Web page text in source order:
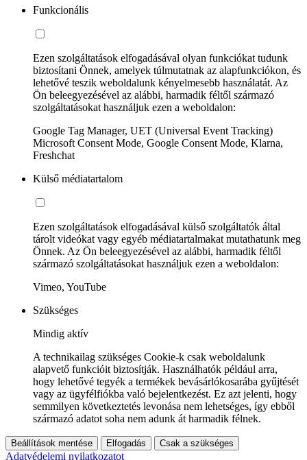
Funkcionális
Ezen szolgáltatások elfogadásával olyan funkciókat tudunk
biztosítani Önnek, amelyek túlmutatnak az alapfunkciókon, és
lehetővé teszik weboldalunk kényelmesebb használatát. Az
Ön beleegyezésével az alábbi, harmadik féltől származó
szolgáltatásokat használjuk ezen a weboldalon:
Google Tag Manager, UET (Universal Event Tracking)
Microsoft Consent Mode, Google Consent Mode, Klarna,
Freshchat
Külső médiatartalom
Ezen szolgáltatások elfogadásával külső szolgáltatók által
tárolt videókat vagy egyéb médiatartalmakat mutathatunk meg
Önnek. Az Ön beleegyezésével az alábbi, harmadik féltől
származó szolgáltatásokat használjuk ezen a weboldalon:
Vimeo, YouTube
Szükséges
Mindig aktív
A technikailag szükséges Cookie-k csak weboldalunk
alapvető funkcióit biztosítják. Használhatók például arra,
hogy lehetővé tegyék a termékek bevásárlókosarába gyűjtését
vagy az ügyfélfiókba való bejelentkezést. Ez azt jelenti, hogy
semmilyen következtetés levonása nem lehetséges, így ebből
származó adatot soha nem adunk át harmadik félnek.
Beállítások mentése Elfogadás Csak a szükséges
Adatvédelemi nyilatkozatot